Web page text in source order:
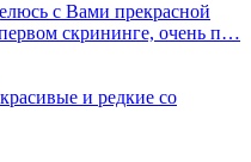
с Вами прекрасной
скрининге, очень п…